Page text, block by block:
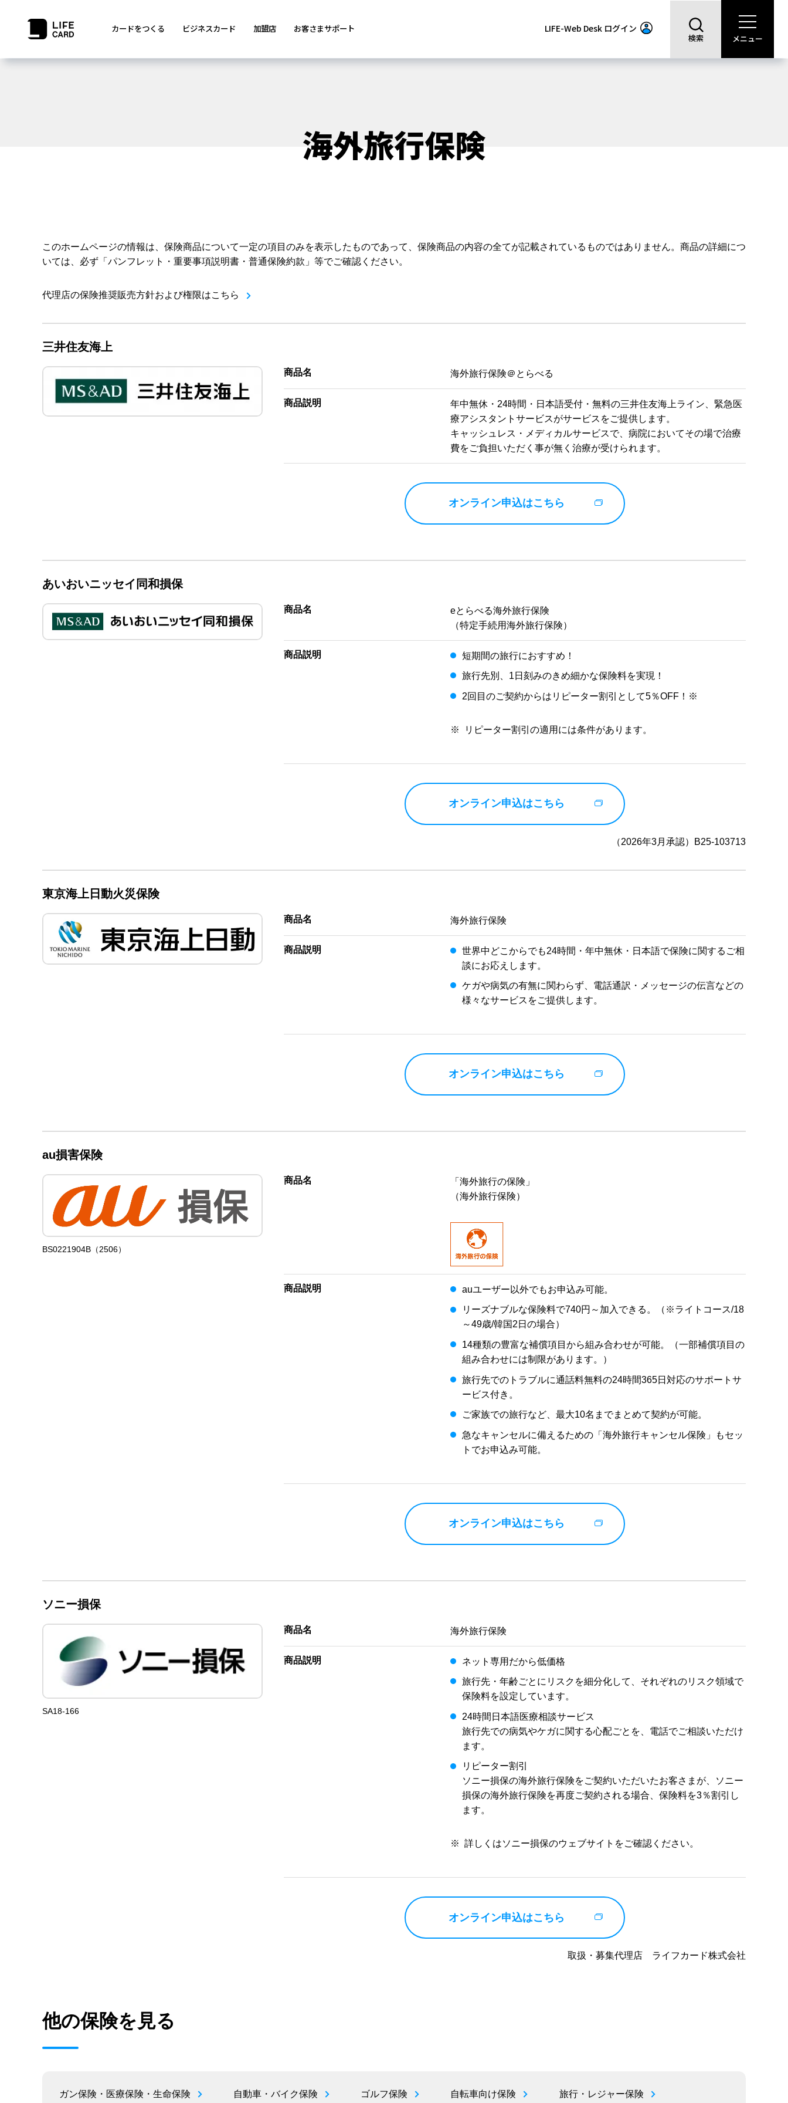
カードをつくる ビジネスカード 加盟店 お客さまサポート LIFE-Web Desk ログイン
検索 メニュー
海外旅行保険
このホームページの情報は、保険商品について一定の項目のみを表示したものであって、保険商品の内容の全てが記載されているものではありません。商品の詳細につ
いては、必ず「パンフレット・重要事項説明書・普通保険約款」等でご確認ください。
代理店の保険推奨販売方針および権限はこちら
三井住友海上
商品名 海外旅行保険＠とらべる
商品説明
年中無休・24時間・日本語受付・無料の三井住友海上ライン、緊急医
療アシスタントサービスがサービスをご提供します。
キャッシュレス・メディカルサービスで、病院においてその場で治療
費をご負担いただく事が無く治療が受けられます。
オンライン申込はこちら
あいおいニッセイ同和損保
商品名
eとらべる海外旅行保険
（特定手続用海外旅行保険）
商品説明 短期間の旅行におすすめ！
旅行先別、1日刻みのきめ細かな保険料を実現！
2回目のご契約からはリピーター割引として5％OFF！※
※ リピーター割引の適用には条件があります。
オンライン申込はこちら
（2026年3月承認）B25-103713
東京海上日動火災保険
商品名 海外旅行保険
商品説明
世界中どこからでも24時間・年中無休・日本語で保険に関するご相
談にお応えします。
ケガや病気の有無に関わらず、電話通訳・メッセージの伝言などの
様々なサービスをご提供します。
オンライン申込はこちら
au損害保険
BS0221904B（2506）
商品名
「海外旅行の保険」
（海外旅行保険）
商品説明 auユーザー以外でもお申込み可能。
リーズナブルな保険料で740円～加入できる。（※ライトコース/18
～49歳/韓国2日の場合）
14種類の豊富な補償項目から組み合わせが可能。（一部補償項目の
組み合わせには制限があります。）
旅行先でのトラブルに通話料無料の24時間365日対応のサポートサ
ービス付き。
ご家族での旅行など、最大10名までまとめて契約が可能。
急なキャンセルに備えるための「海外旅行キャンセル保険」もセッ
トでお申込み可能。
オンライン申込はこちら
ソニー損保
SA18-166
商品名 海外旅行保険
商品説明 ネット専用だから低価格
旅行先・年齢ごとにリスクを細分化して、それぞれのリスク領域で
保険料を設定しています。
24時間日本語医療相談サービス
旅行先での病気やケガに関する心配ごとを、電話でご相談いただけ
ます。
リピーター割引
ソニー損保の海外旅行保険をご契約いただいたお客さまが、ソニー
損保の海外旅行保険を再度ご契約される場合、保険料を3％割引し
ます。
※ 詳しくはソニー損保のウェブサイトをご確認ください。
オンライン申込はこちら
取扱・募集代理店 ライフカード株式会社
他の保険を見る
ガン保険・医療保険・生命保険 自動車・バイク保険 ゴルフ保険 自転車向け保険 旅行・レジャー保険